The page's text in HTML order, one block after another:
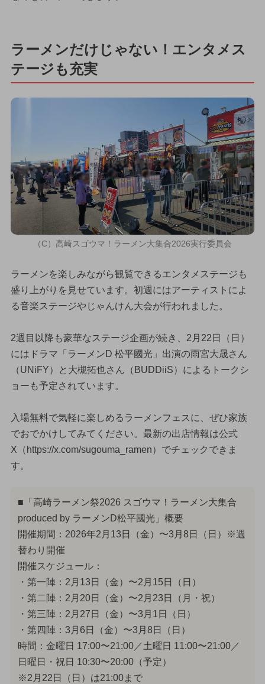
ラーメンだけじゃない！エンタメス
テージも充実
（C）高崎スゴウマ！ラーメン大集合2026実行委員会
ラーメンを楽しみながら観覧できるエンタメステージも
盛り上がりを見せています。初週にはアーティストによ
る音楽ステージやじゃんけん大会が行われました。
2週目以降も豪華なステージ企画が続き、2月22日（日）
にはドラマ「ラーメンD 松平國光」出演の雨宮大晟さん
（UNiFY）と大槻拓也さん（BUDDiiS）によるトークシ
ョーも予定されています。
入場無料で気軽に楽しめるラーメンフェスに、ぜひ家族
でおでかけしてみてください。最新の出店情報は公式
X（https://x.com/sugouma_ramen）でチェックできま
す。
■「高崎ラーメン祭2026 スゴウマ！ラーメン大集合
produced by ラーメンD松平國光」概要
開催期間：2026年2月13日（金）〜3月8日（日）※週
替わり開催
開催スケジュール：
・第一陣：2月13日（金）〜2月15日（日）
・第二陣：2月20日（金）〜2月23日（月・祝）
・第三陣：2月27日（金）〜3月1日（日）
・第四陣：3月6日（金）〜3月8日（日）
時間：金曜日 17:00〜21:00／土曜日 11:00〜21:00／
日曜日・祝日 10:30〜20:00（予定）
※2月22日（日）は21:00まで